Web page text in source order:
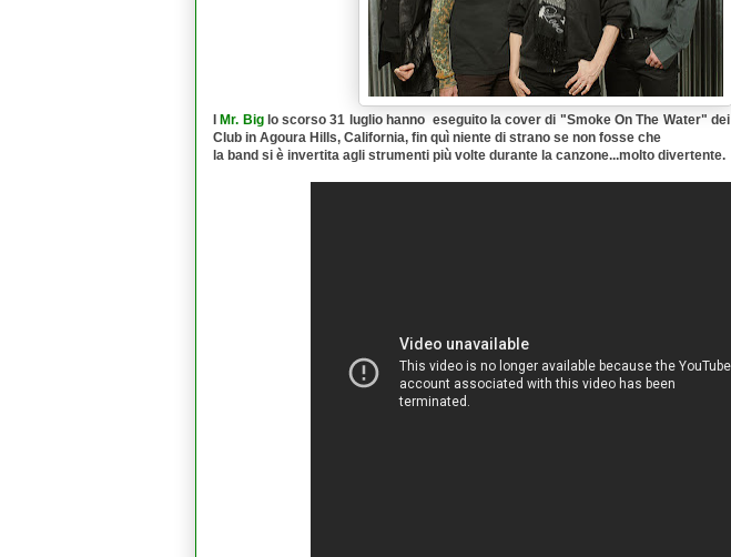
Mr. Biglo scorso 31 luglio hanno eseguito la cover di "Smoke On The Water" dei
Club in Agoura Hills, California, fin quì niente di strano se non fosse che
la band si è invertita agli strumenti più volte durante la canzone...molto divertente.